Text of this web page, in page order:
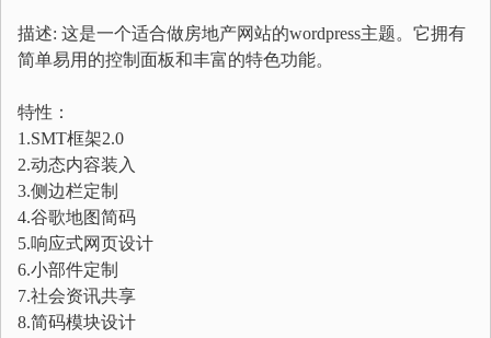
描述: 这是一个适合做房地产网站的wordpress主题。它拥有
简单易用的控制面板和丰富的特色功能。
特性：
1.SMT框架2.0
2.动态内容装入
3.侧边栏定制
4.谷歌地图简码
5.响应式网页设计
6.小部件定制
7.社会资讯共享
8.简码模块设计